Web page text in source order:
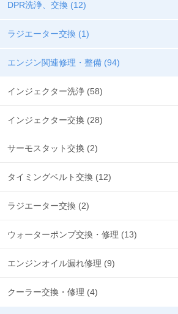
DPR洗浄、交換 (12)
ラジエーター交換 (1)
エンジン関連修理・整備 (94)
インジェクター洗浄 (58)
インジェクター交換 (28)
サーモスタット交換 (2)
タイミングベルト交換 (12)
ラジエーター交換 (2)
ウォーターポンプ交換・修理 (13)
エンジンオイル漏れ修理 (9)
クーラー交換・修理 (4)